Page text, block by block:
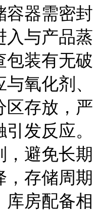
容器需密封
入与产品蒸
包装有无破
氧化剂、
区存放，严
发反应。
，避免长期
，存储周期
库房配备相